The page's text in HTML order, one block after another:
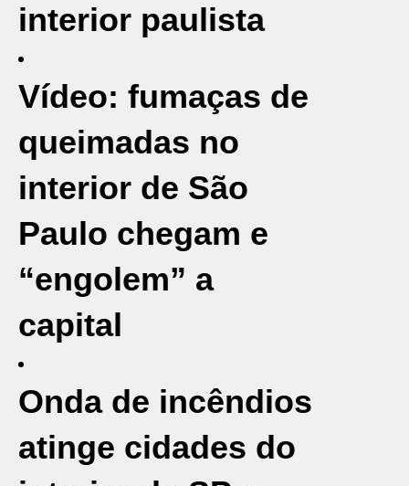
interior paulista
Vídeo: fumaças de
queimadas no
interior de São
Paulo chegam e
“engolem” a
capital
Onda de incêndios
atinge cidades do